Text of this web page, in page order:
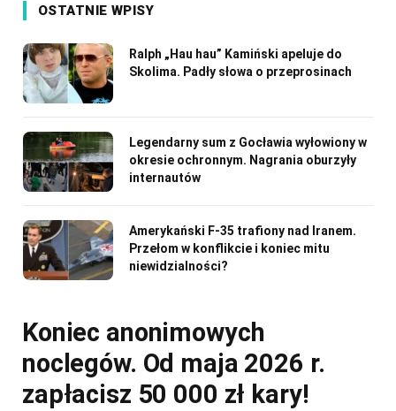
OSTATNIE WPISY
Ralph „Hau hau” Kamiński apeluje do
Skolima. Padły słowa o przeprosinach
Legendarny sum z Gocławia wyłowiony w
okresie ochronnym. Nagrania oburzyły
internautów
Amerykański F-35 trafiony nad Iranem.
Przełom w konflikcie i koniec mitu
niewidzialności?
Koniec anonimowych
noclegów. Od maja 2026 r.
zapłacisz 50 000 zł kary!